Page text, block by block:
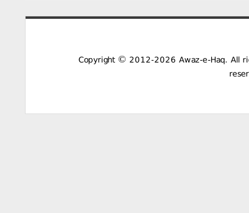
Copyright © 2012-2026 Awaz-e-Haq. All